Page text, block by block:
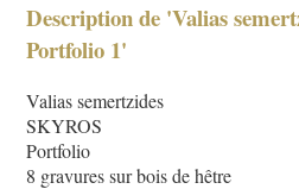
Description de 'Valias
Portfolio 1'
Valias semertzides
SKYROS
Portfolio
8 gravures sur bois de hêtre